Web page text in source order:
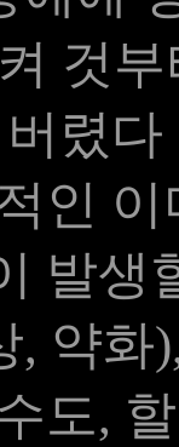
것
렸
인
발생
, 약
도,